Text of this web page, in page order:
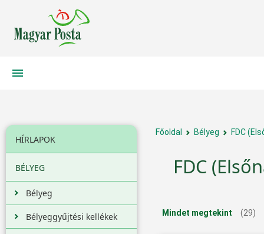
HÍRLAPOK
BÉLYEG
Bélyeg
Bélyeggyűjtési kellékek
Főoldal Bélyeg FDC
FDC
Mindet megtekint (29)